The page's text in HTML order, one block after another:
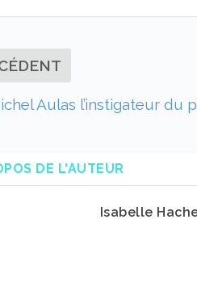
Aulas l’instigateur du
DE L'AUTEUR
Isabelle